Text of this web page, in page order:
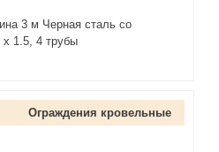
3 м Черная сталь со
х 1.5, 4 трубы
Ограждения кровельные